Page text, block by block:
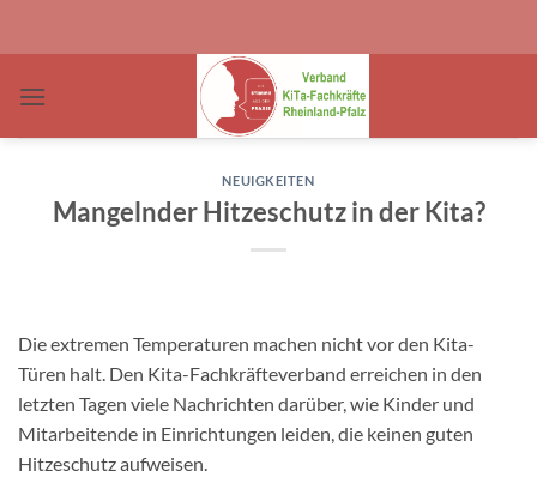
NEUIGKEITEN
Mangelnder Hitzeschutz in der Kita?
Die extremen Temperaturen machen nicht vor den Kita-
Türen halt. Den Kita-Fachkräfteverband erreichen in den
letzten Tagen viele Nachrichten darüber, wie Kinder und
Mitarbeitende in Einrichtungen leiden, die keinen guten
Hitzeschutz aufweisen.